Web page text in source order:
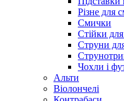
Різне для
Смички
Стійки
Струни
Чохли і
Альти
Віолончелі